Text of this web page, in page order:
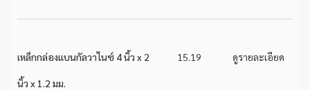
เหล็กกล่องแบนกัลวาไนซ์ 4 นิ้ว x 2
นิ้ว x 1.2 มม.
15.19 ดูรายละเอียด